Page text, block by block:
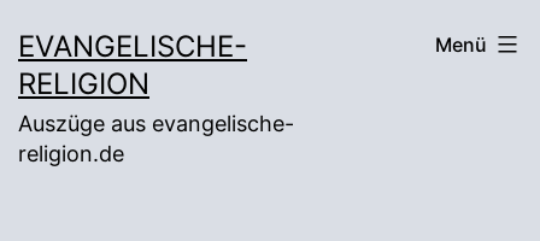
Inhalt
springen
EVANGELISCHE-
RELIGION
Auszüge aus evangelische-
religion.de
Menü